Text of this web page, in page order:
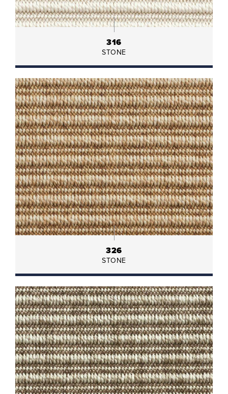
316
STONE
326
STONE